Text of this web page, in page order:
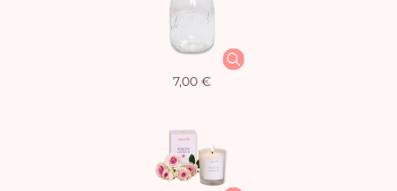
7,00 €